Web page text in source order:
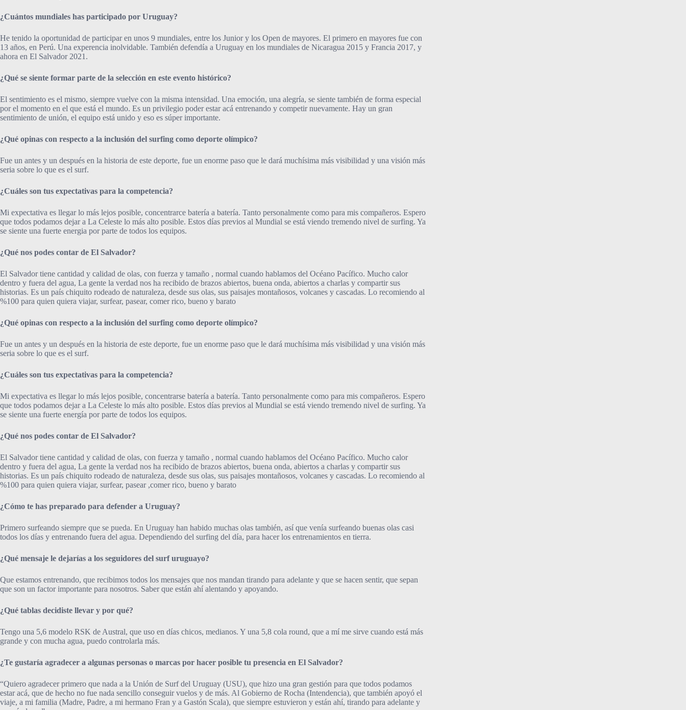
¿Cuántos mundiales has participado por Uruguay?
He tenido la oportunidad de participar en unos 9 mundiales, entre los Junior y los Open de mayores. El primero en mayores fue con
13 años, en Perú. Una experencia inolvidable. También defendía a Uruguay en los mundiales de Nicaragua 2015 y Francia 2017, y
ahora en El Salvador 2021.
¿Qué se siente formar parte de la selección en este evento histórico?
El sentimiento es el mismo, siempre vuelve con la misma intensidad. Una emoción, una alegría, se siente también de forma especial
por el momento en el que está el mundo. Es un privilegio poder estar acá entrenando y competir nuevamente. Hay un gran
sentimiento de unión, el equipo está unido y eso es súper importante.
¿Qué opinas con respecto a la inclusión del surfing como deporte olímpico?
Fue un antes y un después en la historia de este deporte, fue un enorme paso que le dará muchísima más visibilidad y una visión más
seria sobre lo que es el surf.
¿Cuáles son tus expectativas para la competencia?
Mi expectativa es llegar lo más lejos posible, concentrarce batería a batería. Tanto personalmente como para mis compañeros. Espero
que todos podamos dejar a La Celeste lo más alto posible. Estos días previos al Mundial se está viendo tremendo nivel de surfing. Ya
se siente una fuerte energia por parte de todos los equipos.
¿Qué nos podes contar de El Salvador?
El Salvador tiene cantidad y calidad de olas, con fuerza y tamaño , normal cuando hablamos del Océano Pacífico. Mucho calor
dentro y fuera del agua, La gente la verdad nos ha recibido de brazos abiertos, buena onda, abiertos a charlas y compartir sus
historias. Es un país chiquito rodeado de naturaleza, desde sus olas, sus paisajes montañosos, volcanes y cascadas. Lo recomiendo al
%100 para quien quiera viajar, surfear, pasear, comer rico, bueno y barato
¿Qué opinas con respecto a la inclusión del surfing como deporte olímpico?
Fue un antes y un después en la historia de este deporte, fue un enorme paso que le dará muchísima más visibilidad y una visión más
seria sobre lo que es el surf.
¿Cuáles son tus expectativas para la competencia?
Mi expectativa es llegar lo más lejos posible, concentrarse batería a batería. Tanto personalmente como para mis compañeros. Espero
que todos podamos dejar a La Celeste lo más alto posible. Estos días previos al Mundial se está viendo tremendo nivel de surfing. Ya
se siente una fuerte energía por parte de todos los equipos.
¿Qué nos podes contar de El Salvador?
El Salvador tiene cantidad y calidad de olas, con fuerza y tamaño , normal cuando hablamos del Océano Pacífico. Mucho calor
dentro y fuera del agua, La gente la verdad nos ha recibido de brazos abiertos, buena onda, abiertos a charlas y compartir sus
historias. Es un país chiquito rodeado de naturaleza, desde sus olas, sus paisajes montañosos, volcanes y cascadas. Lo recomiendo al
%100 para quien quiera viajar, surfear, pasear ,comer rico, bueno y barato
¿Cómo te has preparado para defender a Uruguay?
Primero surfeando siempre que se pueda. En Uruguay han habido muchas olas también, así que venía surfeando buenas olas casi
todos los días y entrenando fuera del agua. Dependiendo del surfing del día, para hacer los entrenamientos en tierra.
¿Qué mensaje le dejarías a los seguidores del surf uruguayo?
Que estamos entrenando, que recibimos todos los mensajes que nos mandan tirando para adelante y que se hacen sentir, que sepan
que son un factor importante para nosotros. Saber que están ahí alentando y apoyando.
¿Qué tablas decidiste llevar y por qué?
Tengo una 5,6 modelo RSK de Austral, que uso en días chicos, medianos. Y una 5,8 cola round, que a mí me sirve cuando está más
grande y con mucha agua, puedo controlarla más.
¿Te gustaría agradecer a algunas personas o marcas por hacer posible tu presencia en El Salvador?
“Quiero agradecer primero que nada a la Unión de Surf del Uruguay (USU), que hizo una gran gestión para que todos podamos
estar acá, que de hecho no fue nada sencillo conseguir vuelos y de más. Al Gobierno de Rocha (Intendencia), que también apoyó el
viaje, a mi familia (Madre, Padre, a mi hermano Fran y a Gastón Scala), que siempre estuvieron y están ahí, tirando para adelante y